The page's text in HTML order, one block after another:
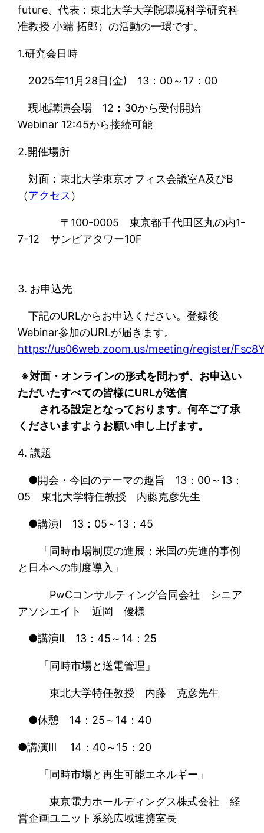
future、代表：東北大学大学院環境科学研究科
准教授 小端 拓郎）の活動の一環です。
1.研究会日時
2025年11月28日(金) 13：00～17：00
現地講演会場 12：30から受付開始
Webinar 12:45から接続可能
2.開催場所
対面：東北大学東京オフィス会議室A及びB
（アクセス ）
〒100-0005 東京都千代田区丸の内1-
7-12 サンピアタワー10F
3. お申込先
下記のURLからお申込ください。登録後
Webinar参加のURLが届きます。
https://us06web.zoom.us/meeting/register/
※対面・オンラインの形式を問わず、お申込い
ただいたすべての皆様にURLが送信
される設定となっております。何卒ご了承
くださいますようお願い申し上げます。
4. 議題
●開会・今回のテーマの趣旨 13：00～13：
05 東北大学特任教授 内藤克彦先生
●講演Ⅰ 13：05～13：45
「同時市場制度の進展：米国の先進的事例
と日本への制度導入」
PwCコンサルティング合同会社 シニア
アソシエイト 近岡 優様
●講演Ⅱ 13：45～14：25
「同時市場と送電管理」
東北大学特任教授 内藤 克彦先生
●休憩 14：25～14：40
●講演Ⅲ 14：40～15：20
「同時市場と再生可能エネルギー」
東京電力ホールディングス株式会社 経
営企画ユニット系統広域連携室長